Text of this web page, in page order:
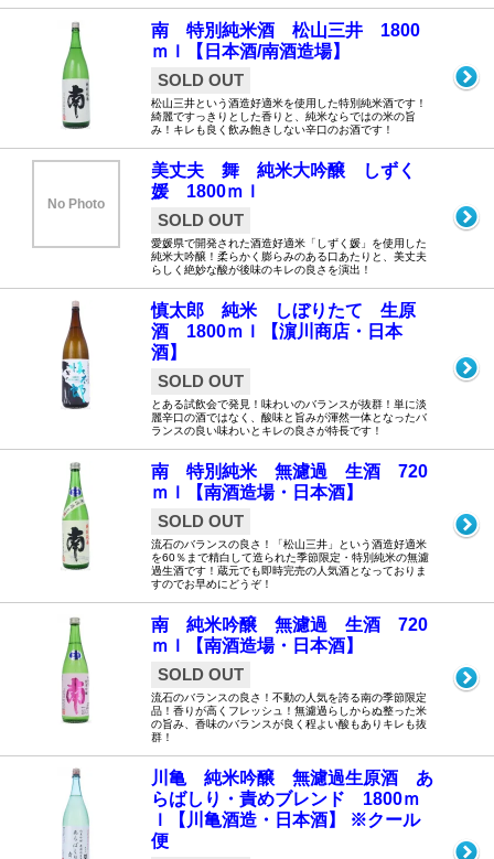
南 特別純米酒 松山三井 1800
ｍｌ【日本酒/南酒造場】
SOLD OUT
松山三井という酒造好適米を使用した特別純米酒です！
綺麗ですっきりとした香りと、純米ならではの米の旨
み！キレも良く飲み飽きしない辛口のお酒です！
No Photo
美丈夫 舞 純米大吟醸 しずく
媛 1800ｍｌ
SOLD OUT
愛媛県で開発された酒造好適米「しずく媛」を使用した
純米大吟醸！柔らかく膨らみのある口あたりと、美丈夫
らしく絶妙な酸が後味のキレの良さを演出！
慎太郎 純米 しぼりたて 生原
酒 1800ｍｌ【濵川商店・日本
酒】
SOLD OUT
とある試飲会で発見！味わいのバランスが抜群！単に淡
麗辛口の酒ではなく、酸味と旨みが渾然一体となったバ
ランスの良い味わいとキレの良さが特長です！
南 特別純米 無濾過 生酒 720
ｍｌ【南酒造場・日本酒】
SOLD OUT
流石のバランスの良さ！「松山三井」という酒造好適米
を60％まで精白して造られた季節限定・特別純米の無濾
過生酒です！蔵元でも即時完売の人気酒となっておりま
すのでお早めにどうぞ！
南 純米吟醸 無濾過 生酒 720
ｍｌ【南酒造場・日本酒】
SOLD OUT
流石のバランスの良さ！不動の人気を誇る南の季節限定
品！香りが高くフレッシュ！無濾過らしからぬ整った米
の旨み、香味のバランスが良く程よい酸もありキレも抜
群！
川亀 純米吟醸 無濾過生原酒 あ
らばしり・責めブレンド 1800ｍ
ｌ【川亀酒造・日本酒】 ※クール
便